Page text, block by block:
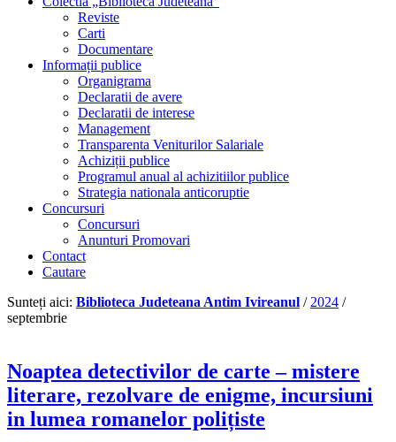
Reviste
Carti
Documentare
Informații publice
Organigrama
Declaratii de avere
Declaratii de interese
Management
Transparenta Veniturilor Salariale
Achiziții publice
Programul anual al achizitiilor publice
Strategia nationala anticoruptie
Concursuri
Concursuri
Anunturi Promovari
Contact
Cautare
Sunteți aici: Biblioteca Judeteana Antim Ivireanul / 2024 /
septembrie
Noaptea detectivilor de carte – mistere
literare, rezolvare de enigme, incursiuni
in lumea romanelor polițiste